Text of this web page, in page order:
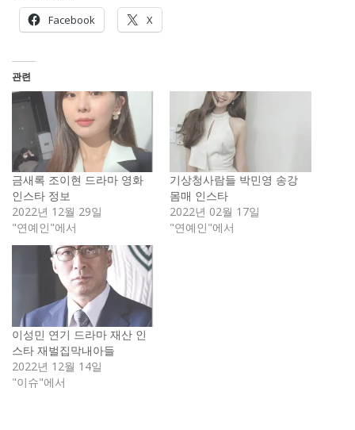
Facebook X
관련
금새록 조이현 드라마 영화
인스타 정보
2022년 12월 29일
"연예인"에서
기상청사람들 박민영 송강
몸매 인스타
2022년 02월 17일
"연예인"에서
이성민 연기 드라마 재산 인
스타 재벌집막내아들
2022년 12월 14일
"이슈"에서